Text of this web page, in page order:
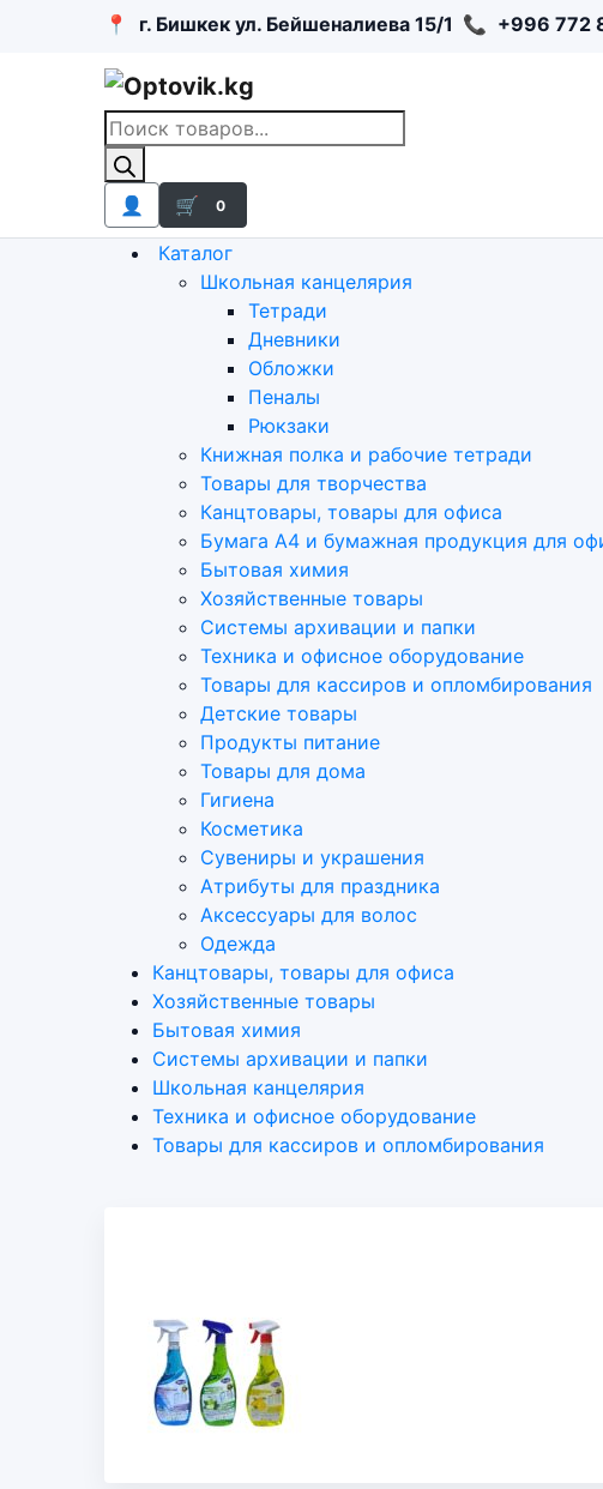
📍 г. Бишкек ул. Бейшеналиева 15/1 📞 +996 772
Поиск
товаров
👤 🛒 0
Каталог
Школьная канцелярия
Тетради
Дневники
Обложки
Пеналы
Рюкзаки
Книжная полка и рабочие тетради
Товары для творчества
Канцтовары, товары для офиса
Бумага А4 и бумажная продукция для
Бытовая химия
Хозяйственные товары
Системы архивации и папки
Техника и офисное оборудование
Товары для кассиров и опломбирования
Детские товары
Продукты питание
Товары для дома
Гигиена
Косметика
Сувениры и украшения
Атрибуты для праздника
Аксеcсуары для волос
Одежда
Канцтовары, товары для офиса
Хозяйственные товары
Бытовая химия
Системы архивации и папки
Школьная канцелярия
Техника и офисное оборудование
Товары для кассиров и опломбирования